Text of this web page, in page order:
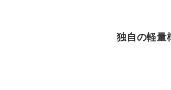
独自の軽量